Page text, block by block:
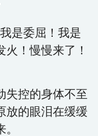
是委屈！我是
！慢慢来了！
失控的身体不至
放的眼泪在缓缓